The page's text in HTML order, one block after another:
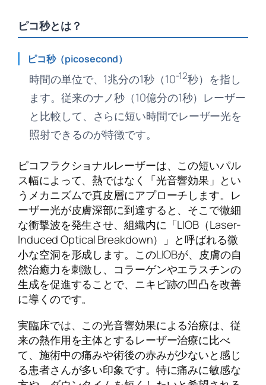
ピコ秒とは？
ピコ秒（picosecond）
時間の単位で、1兆分の1秒（10-12秒）を指し
ます。従来のナノ秒（10億分の1秒）レーザー
と比較して、さらに短い時間でレーザー光を
照射できるのが特徴です。
ピコフラクショナルレーザーは、この短いパル
ス幅によって、熱ではなく「光音響効果」とい
うメカニズムで真皮層にアプローチします。レ
ーザー光が皮膚深部に到達すると、そこで微細
な衝撃波を発生させ、組織内に「LIOB（Laser-
Induced Optical Breakdown）」と呼ばれる微
小な空洞を形成します。このLIOBが、皮膚の自
然治癒力を刺激し、コラーゲンやエラスチンの
生成を促進することで、ニキビ跡の凹凸を改善
に導くのです。
実臨床では、この光音響効果による治療は、従
来の熱作用を主体とするレーザー治療に比べ
て、施術中の痛みや術後の赤みが少ないと感じ
る患者さんが多い印象です。特に痛みに敏感な